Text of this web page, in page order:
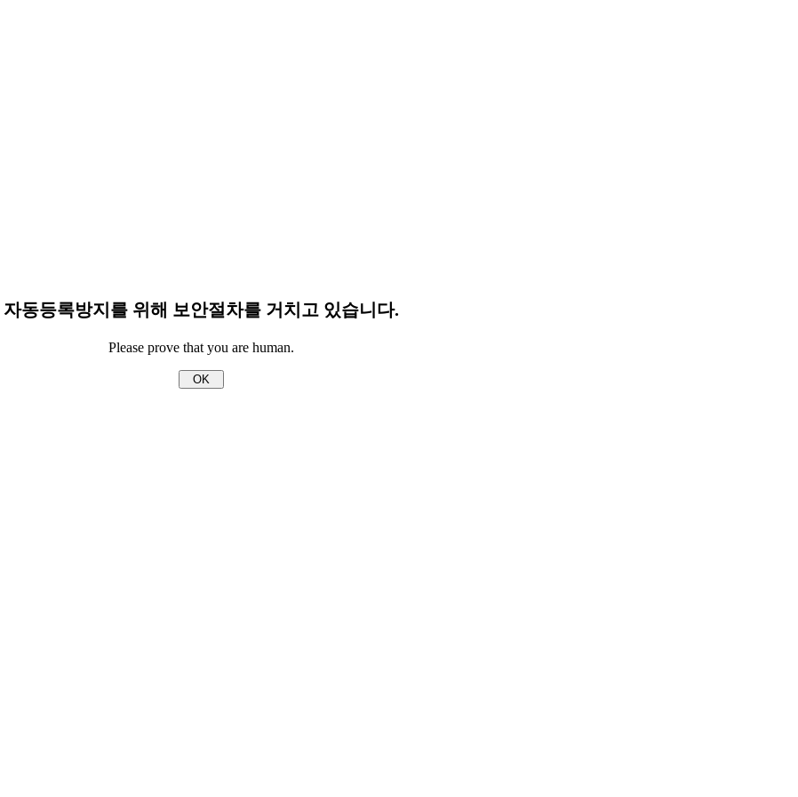
자동등록방지를 위해 보안절차를 거치고 있습니다.
Please prove that you are human.